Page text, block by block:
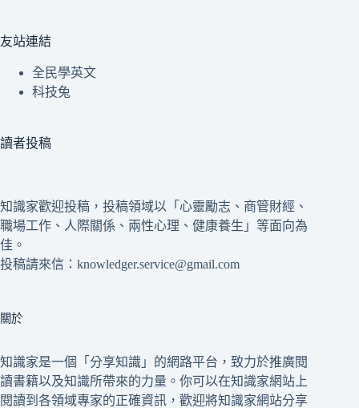
友站連結
全民學英文
科技兔
讀者投稿
知識家歡迎投稿，投稿領域以「心靈勵志、商管財經、
職場工作、人際關係、兩性心理、健康養生」等面向為
佳。
投稿請來信：knowledger.service@gmail.com
關於
知識家是一個「分享知識」的網路平台，致力於推廣閱
讀書籍以及知識所帶來的力量。你可以在知識家網站上
閱讀到各領域專家的正確資訊，歡迎將知識家網站分享